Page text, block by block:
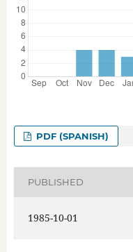
PDF (SPANISH)
PUBLISHED
1985-10-01